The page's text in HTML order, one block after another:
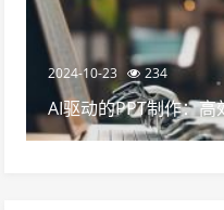
2024-10-23 234
AI驱动的PPT制作：